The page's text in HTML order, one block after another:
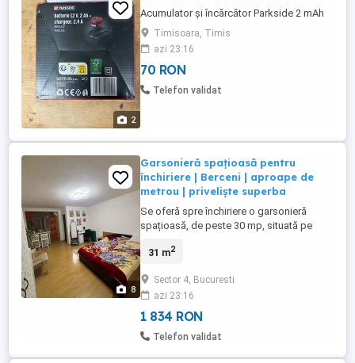
2
Acumulator și încărcător Parkside 2 mAh
Timisoara, Timis
azi 23:16
70 RON
Telefon validat
8
Garsonieră spațioasă pentru
închiriere | Berceni | aproape de
metrou | priveliște superba
Se oferă spre închiriere o garsonieră
spațioasă, de peste 30 mp, situată pe
frumoasă și bine conectată din Berceni,
9, într-un bloc curat și bine întreținut, și are
un avantaj important: deasupra
garsonierei se află spațiul ...
31 m2
Sector 4, Bucuresti
azi 23:16
1 834 RON
Telefon validat